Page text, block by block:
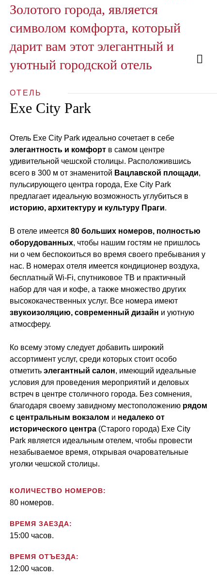
Золотого города, является
символом комфорта, который
дарит вам этот элегантный и
уютный городской отель
ОТЕЛЬ
Exe City Park
Отель Exe City Park идеально сочетает в себе
элегантность и комфорт в самом центре
удивительной чешской столицы. Расположившись
всего в 300 м от знаменитой Вацлавской площади,
пульсирующего центра города, Exe City Park
предлагает идеальную возможность углубиться в
историю, архитектуру и культуру Праги.
В отеле имеется 80 больших номеров, полностью
оборудованных, чтобы нашим гостям не пришлось
ни о чем беспокоиться во время своего пребывания у
нас. В номерах отеля имеется кондиционер воздуха,
бесплатный Wi-Fi, спутниковое ТВ и практичный
набор для чая и кофе, а также множество других
высококачественных услуг. Все номера имеют
звукоизоляцию, современный дизайн и уютную
атмосферу.
Ко всему этому следует добавить широкий
ассортимент услуг, среди которых стоит особо
отметить элегантный салон, имеющий идеальные
условия для проведения мероприятий и деловых
встреч в центре столичного города. Без сомнения,
благодаря своему завидному местоположению рядом
с центральным вокзалом и недалеко от
исторического центра (Старого города) Exe City
Park является идеальным отелем, чтобы провести
незабываемое время, открывая очаровательные
уголки чешской столицы.
КОЛИЧЕСТВО НОМЕРОВ:
80 номеров.
ВРЕМЯ ЗАЕЗДА:
15:00 часов.
ВРЕМЯ ОТЪЕЗДА:
12:00 часов.